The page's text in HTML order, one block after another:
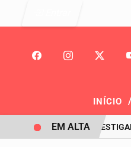
INÍCIO /
ADVOGADO INVESTIGADO
EM ALTA